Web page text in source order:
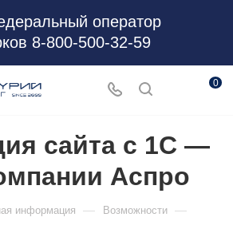
оператор
8-800-500-32-59
0
сайта с 1С —
Аспро
информация — Возможности —